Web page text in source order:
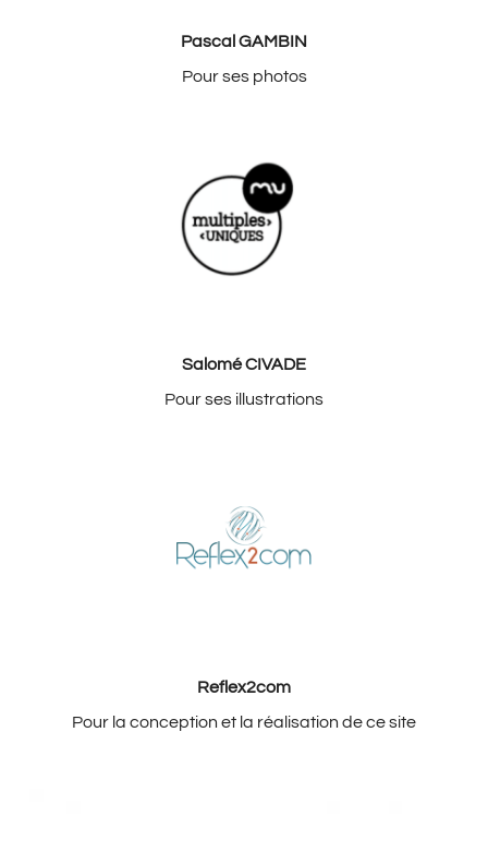
Pascal GAMBIN
Pour ses photos
Salomé CIVADE
Pour ses illustrations
Reflex2com
Pour la conception et la réalisation de ce site